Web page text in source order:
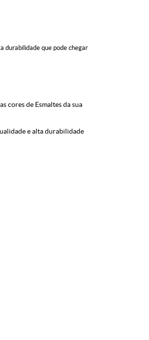
durabilidade que pode chegar
cores de Esmaltes da sua
e alta durabilidade